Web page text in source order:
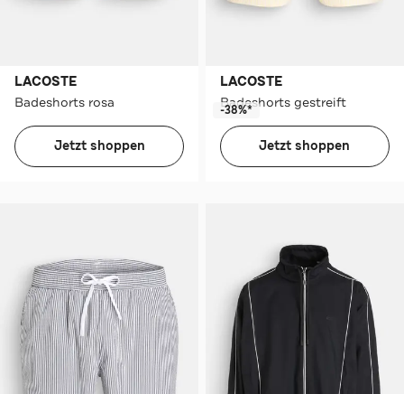
LACOSTE
Badeshorts rosa
Jetzt shoppen
LACOSTE
Badeshorts gestreift
-38%*
Jetzt shoppen